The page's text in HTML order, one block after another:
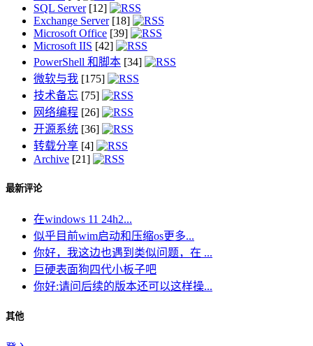
SQL Server[12]
Exchange Server[18]
Microsoft Office [39]
Microsoft IIS [42]
PowerShell 和脚本 [34]
微软与我 [175]
技术备忘 [75]
网络编程 [26]
开源系统 [36]
转载分享 [4]
Archive [21]
最新评论
在windows 11 24h2...
似乎目前wim启动和压缩os更多...
你好，我这边也遇到类似问题，在 ...
巨硬表面狗四代小板子吧
你好:请问后续的版本还可以这样操...
其他